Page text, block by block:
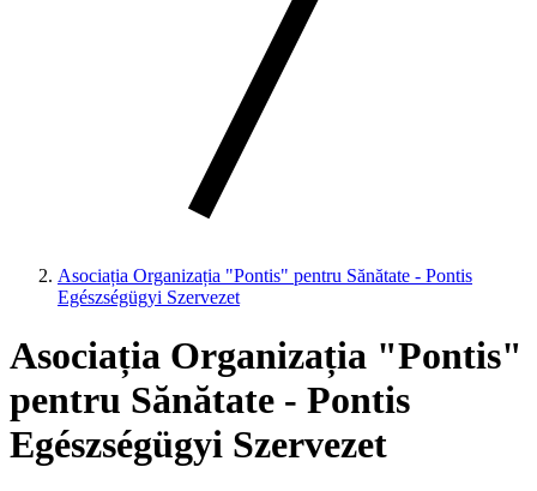
Asociația Organizația "Pontis" pentru Sănătate - Pontis
Egészségügyi Szervezet
Asociația Organizația "Pontis"
pentru Sănătate - Pontis
Egészségügyi Szervezet